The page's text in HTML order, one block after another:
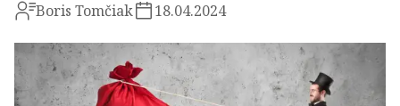
Boris Tomčiak 18.04.2024